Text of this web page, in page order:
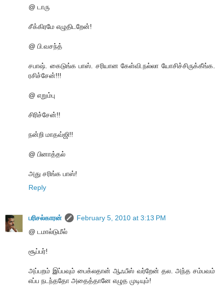
@ டாரு
சீக்கிரமே எழுதிடறேன்!
@ பி.வசந்த்
சபாஷ். கைடுங்க பாஸ். சரியான கேள்வி.நல்லா யோசிச்சிருக்கீங்க.
ரசிச்சேன்!!!
@ எறும்பு
சிரிச்சேன்!!
நன்றி மாதவ்ஜி!!
@ பினாத்தல்
அது சரிங்க பாஸ்!
Reply
பரிசல்காரன்
February 5, 2010 at 3:13 PM
@ டமால்டுமீல்
சூப்பர்!
அப்பறம் இப்பவும் பைக்லதான் ஆஃபீஸ் வர்றேன் தல. அந்த சம்பவம்
எப்ப நடந்ததோ அதைத்தானே எழுத முடியும்!